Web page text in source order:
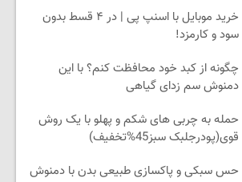
خرید موبایل با اسنپ پی | در ۴ قسط بدون
سود و کارمزد!
چگونه از کبد خود محافظت کنم؟ با این
دمنوش سم زدای گیاهی
حمله به چربی های شکم و پهلو با یک روش
قوی(پودرجلبک سبز45%تخفیف)
حس سبکی و پاکسازی طبیعی بدن با دمنوش